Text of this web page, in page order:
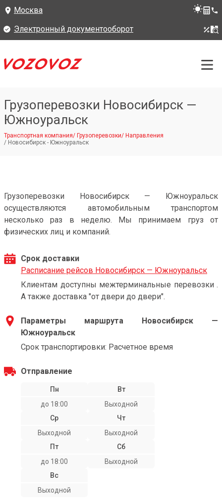
Москва
Электронный документооборот
Грузоперевозки Новосибирск —
Южноуральск
Транспортная компания/ Грузоперевозки/ Направления
/ Новосибирск - Южноуральск
Грузоперевозки Новосибирск — Южноуральск
осуществляются автомобильным транспортом
несколько раз в неделю. Мы принимаем груз от
физических лиц и компаний.
Срок доставки
Расписание рейсов Новосибирск — Южноуральск
Клиентам доступны межтерминальные перевозки .
А также доставка "от двери до двери".
Параметры маршрута Новосибирск —
Южноуральск
Срок транспортировки: Расчетное время
Отправление
Пн
до 18:00
Вт
Выходной
Ср
Выходной
Чт
Выходной
Пт
до 18:00
Сб
Выходной
Вс
Выходной